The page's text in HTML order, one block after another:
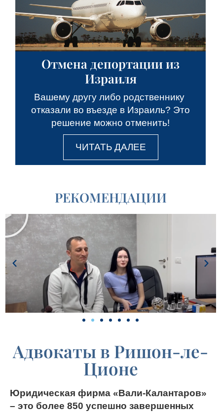
Отмена депортации из
Израиля
Вашему другу либо родственнику
отказали во въезде в Израиль? Это
решение можно отменить!
ЧИТАТЬ ДАЛЕЕ
РЕКОМЕНДАЦИИ
Адвокаты в Ришон-ле-
Ционе
Юридическая фирма «Вали-Калантаров»
– это более 850 успешно завершенных